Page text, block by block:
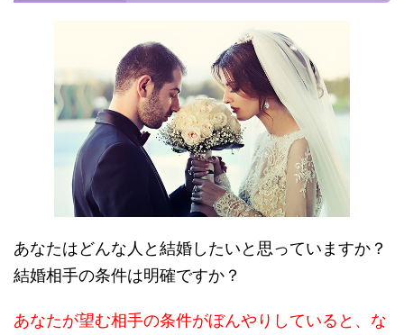
あなたはどんな人と結婚したいと思っていますか？
結婚相手の条件は明確ですか？
あなたが望む相手の条件がぼんやりしていると、な